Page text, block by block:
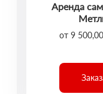
Аренда
от 9